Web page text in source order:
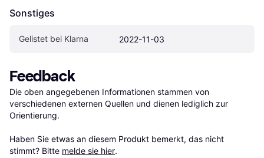
Sonstiges
Gelistet bei Klarna 2022-11-03
Feedback
Die oben angegebenen Informationen stammen von
verschiedenen externen Quellen und dienen lediglich zur
Orientierung.
Haben Sie etwas an diesem Produkt bemerkt, das nicht
stimmt? Bitte melde sie hier.